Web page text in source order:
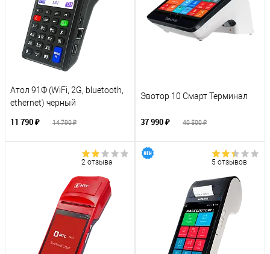
Атол 91Ф (WiFi, 2G, bluetooth,
ethernet) черный
11 790 ₽ 14 790 ₽
Эвотор 10 Смарт Терминал
37 990 ₽ 40 500 ₽
2 отзыва 5 отзывов